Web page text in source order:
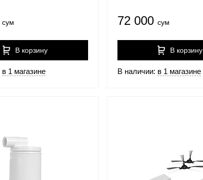
сум
В корзину
в 1 магазине
72 000 сум
В корзину
В наличии: в 1 магазине